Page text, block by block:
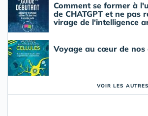
Comment se former à
de CHATGPT et ne pas
virage de l'intelligence
Voyage au cœur de nos
VOIR LES